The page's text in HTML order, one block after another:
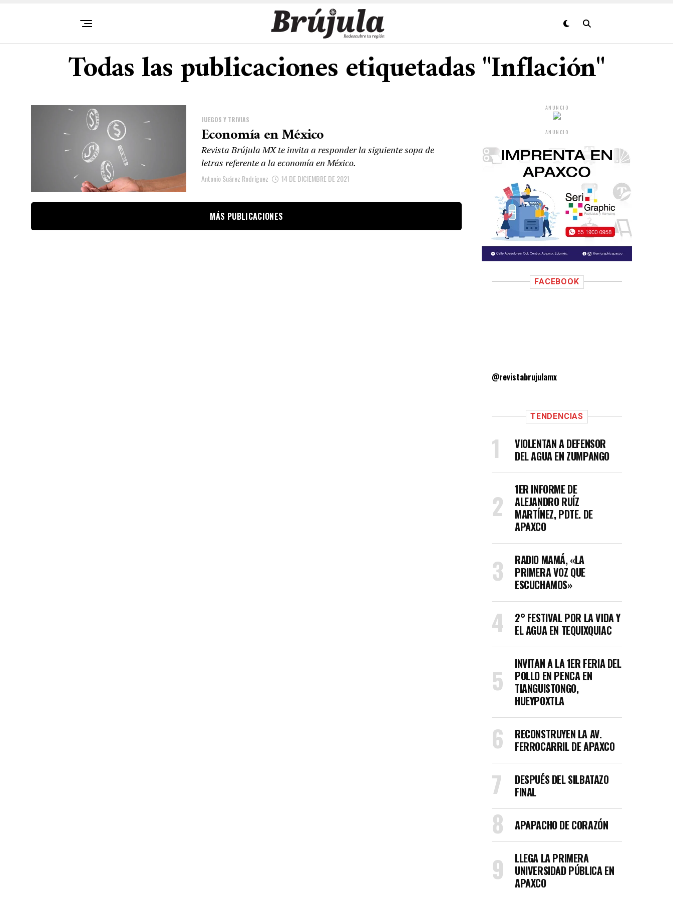
Todas las publicaciones etiquetadas "Inflación"
JUEGOS Y TRIVIAS
Economía en México
Revista Brújula MX te invita a responder la siguiente sopa de
letras referente a la economía en México.
Antonio Suárez Rodríguez 14 DE DICIEMBRE DE 2021
MÁS PUBLICACIONES
ANUNCIO
ANUNCIO
FACEBOOK
@revistabrujulamx
TENDENCIAS
VIOLENTAN A DEFENSOR
DEL AGUA EN ZUMPANGO
1ER INFORME DE
ALEJANDRO RUÍZ
MARTÍNEZ, PDTE. DE
APAXCO
RADIO MAMÁ, «LA
PRIMERA VOZ QUE
ESCUCHAMOS»
2° FESTIVAL POR LA VIDA Y
EL AGUA EN TEQUIXQUIAC
INVITAN A LA 1ER FERIA DEL
POLLO EN PENCA EN
TIANGUISTONGO,
HUEYPOXTLA
RECONSTRUYEN LA AV.
FERROCARRIL DE APAXCO
DESPUÉS DEL SILBATAZO
FINAL
APAPACHO DE CORAZÓN
LLEGA LA PRIMERA
UNIVERSIDAD PÚBLICA EN
APAXCO